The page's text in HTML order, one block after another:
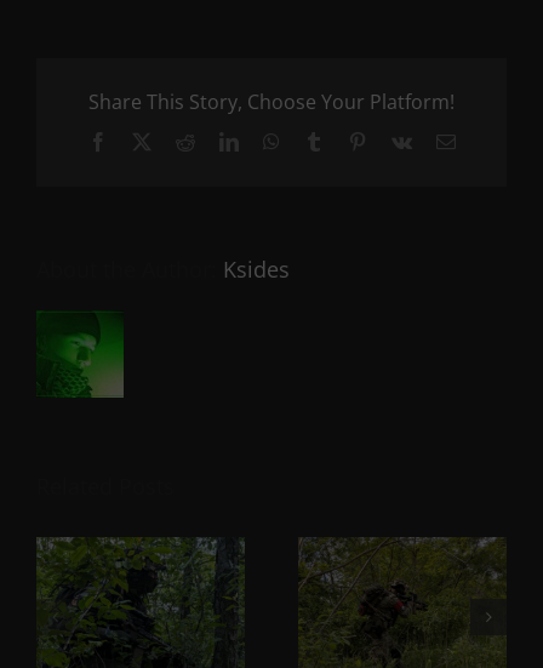
Share This Story, Choose Your Platform!
Facebook RedditLinkedInWhatsApp
Tumblr Pinterest
Vk Email
Ksides